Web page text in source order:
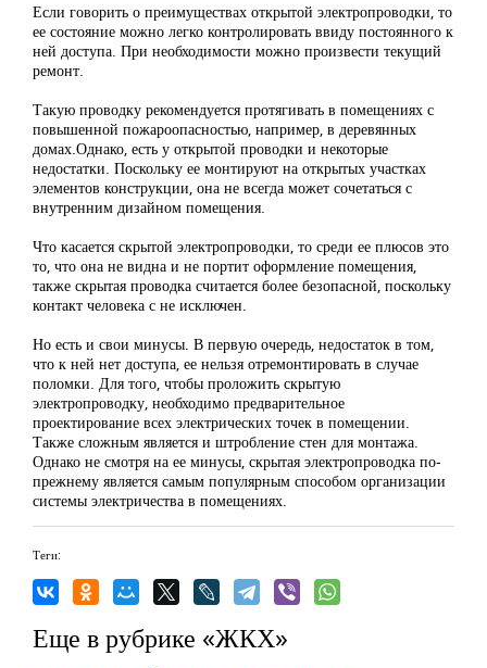
Если говорить о преимуществах открытой электропроводки, то
ее состояние можно легко контролировать ввиду постоянного к
ней доступа. При необходимости можно произвести текущий
ремонт.
Такую проводку рекомендуется протягивать в помещениях с
повышенной пожароопасностью, например, в деревянных
домах.Однако, есть у открытой проводки и некоторые
недостатки. Поскольку ее монтируют на открытых участках
элементов конструкции, она не всегда может сочетаться с
внутренним дизайном помещения.
Что касается скрытой электропроводки, то среди ее плюсов это
то, что она не видна и не портит оформление помещения,
также скрытая проводка считается более безопасной, поскольку
контакт человека с не исключен.
Но есть и свои минусы. В первую очередь, недостаток в том,
что к ней нет доступа, ее нельзя отремонтировать в случае
поломки. Для того, чтобы проложить скрытую
электропроводку, необходимо предварительное
проектирование всех электрических точек в помещении.
Также сложным является и штробление стен для монтажа.
Однако не смотря на ее минусы, скрытая электропроводка по-
прежнему является самым популярным способом организации
системы электричества в помещениях.
Теги:
Еще в рубрике «ЖКХ»